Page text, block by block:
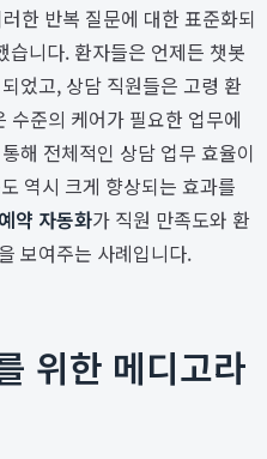
한 반복 질문에 대한 표준화되
습니다. 환자들은 언제든 챗봇
었고, 상담 직원들은 고령 환
수준의 케어가 필요한 업무에
해 전체적인 상담 업무 효율이
역시 크게 향상되는 효과를
약 자동화가 직원 만족도와 환
보여주는 사례입니다.
위한 메디고라